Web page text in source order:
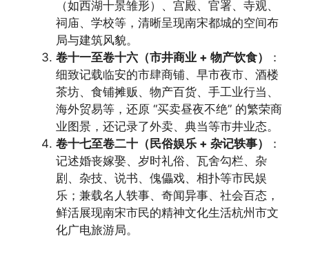
（如西湖十景雏形）、宫殿、官署、寺观、
祠庙、学校等，清晰呈现南宋都城的空间布
局与建筑风貌。
卷十一至卷十六（市井商业 + 物产饮食）
：
细致记载临安的市肆商铺、早市夜市、酒楼
茶坊、食铺摊贩、物产百货、手工业行当、
海外贸易等，还原 “买卖昼夜不绝” 的繁荣商
业图景，还记录了外卖、典当等市井业态。
卷十七至卷二十（民俗娱乐 + 杂记轶事）
：
记述婚丧嫁娶、岁时礼俗、瓦舍勾栏、杂
剧、杂技、说书、傀儡戏、相扑等市民娱
乐；兼载名人轶事、奇闻异事、社会百态，
鲜活展现南宋市民的精神文化生活杭州市文
化广电旅游局。